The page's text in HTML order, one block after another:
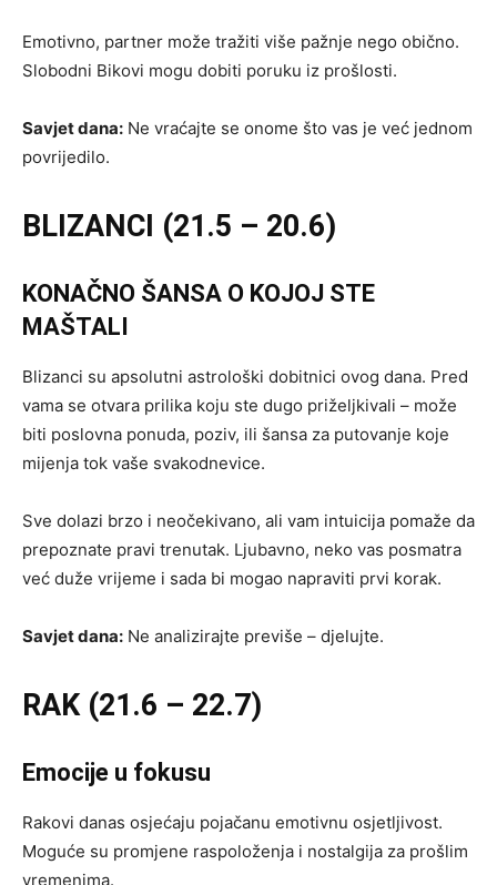
Emotivno, partner može tražiti više pažnje nego obično.
Slobodni Bikovi mogu dobiti poruku iz prošlosti.
Savjet dana: Ne vraćajte se onome što vas je već jednom
povrijedilo.
BLIZANCI (21.5 – 20.6)
KONAČNO ŠANSA O KOJOJ STE
MAŠTALI
Blizanci su apsolutni astrološki dobitnici ovog dana. Pred
vama se otvara prilika koju ste dugo priželjkivali – može
biti poslovna ponuda, poziv, ili šansa za putovanje koje
mijenja tok vaše svakodnevice.
Sve dolazi brzo i neočekivano, ali vam intuicija pomaže da
prepoznate pravi trenutak. Ljubavno, neko vas posmatra
već duže vrijeme i sada bi mogao napraviti prvi korak.
Savjet dana: Ne analizirajte previše – djelujte.
RAK (21.6 – 22.7)
Emocije u fokusu
Rakovi danas osjećaju pojačanu emotivnu osjetljivost.
Moguće su promjene raspoloženja i nostalgija za prošlim
vremenima.